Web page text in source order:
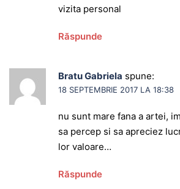
vizita personal
Răspunde
Bratu Gabriela spune:
18 SEPTEMBRIE 2017 LA 18:38
nu sunt mare fana a artei,
sa percep si sa apreciez
lor valoare…
Răspunde